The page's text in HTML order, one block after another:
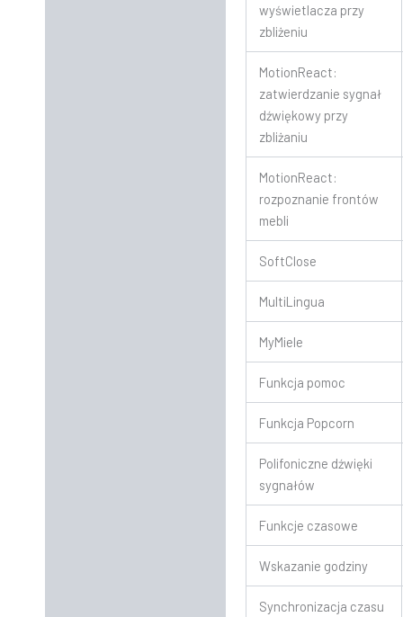
wyświetlacza przy
zbliżeniu
MotionReact:
zatwierdzanie sygnał
dźwiękowy przy
zbliżaniu
MotionReact:
rozpoznanie frontów
mebli
SoftClose
MultiLingua
MyMiele
Funkcja pomoc
Funkcja Popcorn
Polifoniczne dźwięki
sygnałów
Funkcje czasowe
Wskazanie godziny
Synchronizacja czasu